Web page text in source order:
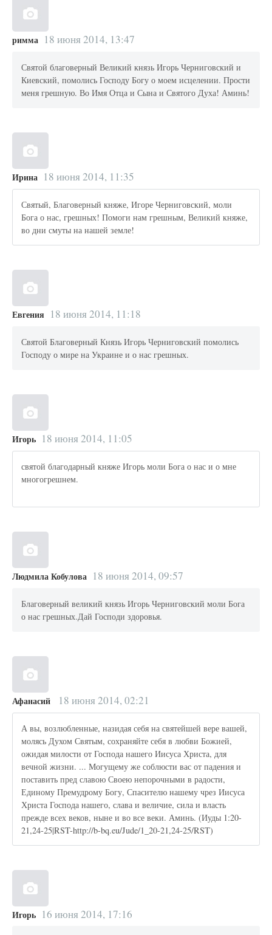
римма 18 июня 2014, 13:47
Святой благоверный Великий князь Игорь Черниговский и
Киевский, помолись Господу Богу о моем исцелении. Прости
меня грешную. Во Имя Отца и Сына и Святого Духа! Аминь!
Ирина 18 июня 2014, 11:35
Святый, Благоверный княже, Игоре Черниговский, моли
Бога о нас, грешных! Помоги нам грешным, Великий княже,
во дни смуты на нашей земле!
Евгения 18 июня 2014, 11:18
Святой Благоверный Князь Игорь Черниговский помолись
Господу о мире на Украине и о нас грешных.
Игорь 18 июня 2014, 11:05
святой благодарный княже Игорь моли Бога о нас и о мне
многогрешнем.
Людмила Кобулова 18 июня 2014, 09:57
Благоверный великий князь Игорь Черниговский моли Бога
о нас грешных.Дай Господи здоровья.
Афанасий 18 июня 2014, 02:21
А вы, возлюбленные, назидая себя на святейшей вере вашей,
молясь Духом Святым, сохраняйте себя в любви Божией,
ожидая милости от Господа нашего Иисуса Христа, для
вечной жизни. ... Могущему же соблюсти вас от падения и
поставить пред славою Своею непорочными в радости,
Единому Премудрому Богу, Спасителю нашему чрез Иисуса
Христа Господа нашего, слава и величие, сила и власть
прежде всех веков, ныне и во все веки. Аминь. (Иуды 1:20-
21,24-25|RST-http://b-bq.eu/Jude/1_20-21,24-25/RST)
Игорь 16 июня 2014, 17:16